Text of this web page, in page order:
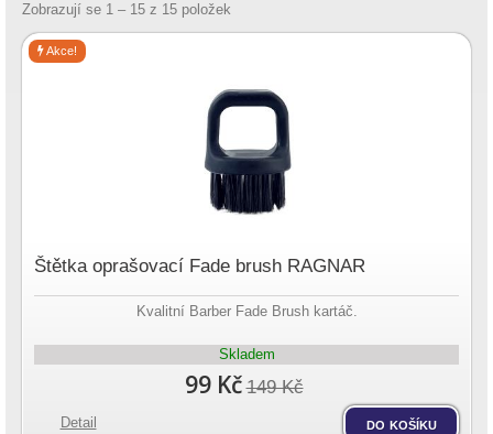
Zobrazují se 1 – 15 z 15 položek
Štětka oprašovací Fade brush RAGNAR
Kvalitní Barber Fade Brush kartáč.
Skladem
99 Kč 149 Kč
Akce!
Detail do košíku